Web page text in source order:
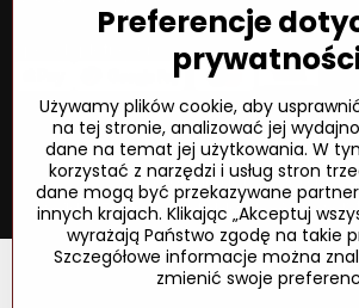
©2026Prawa
Preferencje dotyczące
Oświadczenie o ochronie prywatności
Preferencje
Używamy plików cookie, aby
na tej stronie, analizować jej
dane na temat jej użytkowania. W
korzystać z narzędzi i usług stron
dane mogą być przekazywane
innych krajach. Klikając „Akceptuj
wyrażają Państwo zgodę na takie
Szczegółowe informacje można
zmienić swoje